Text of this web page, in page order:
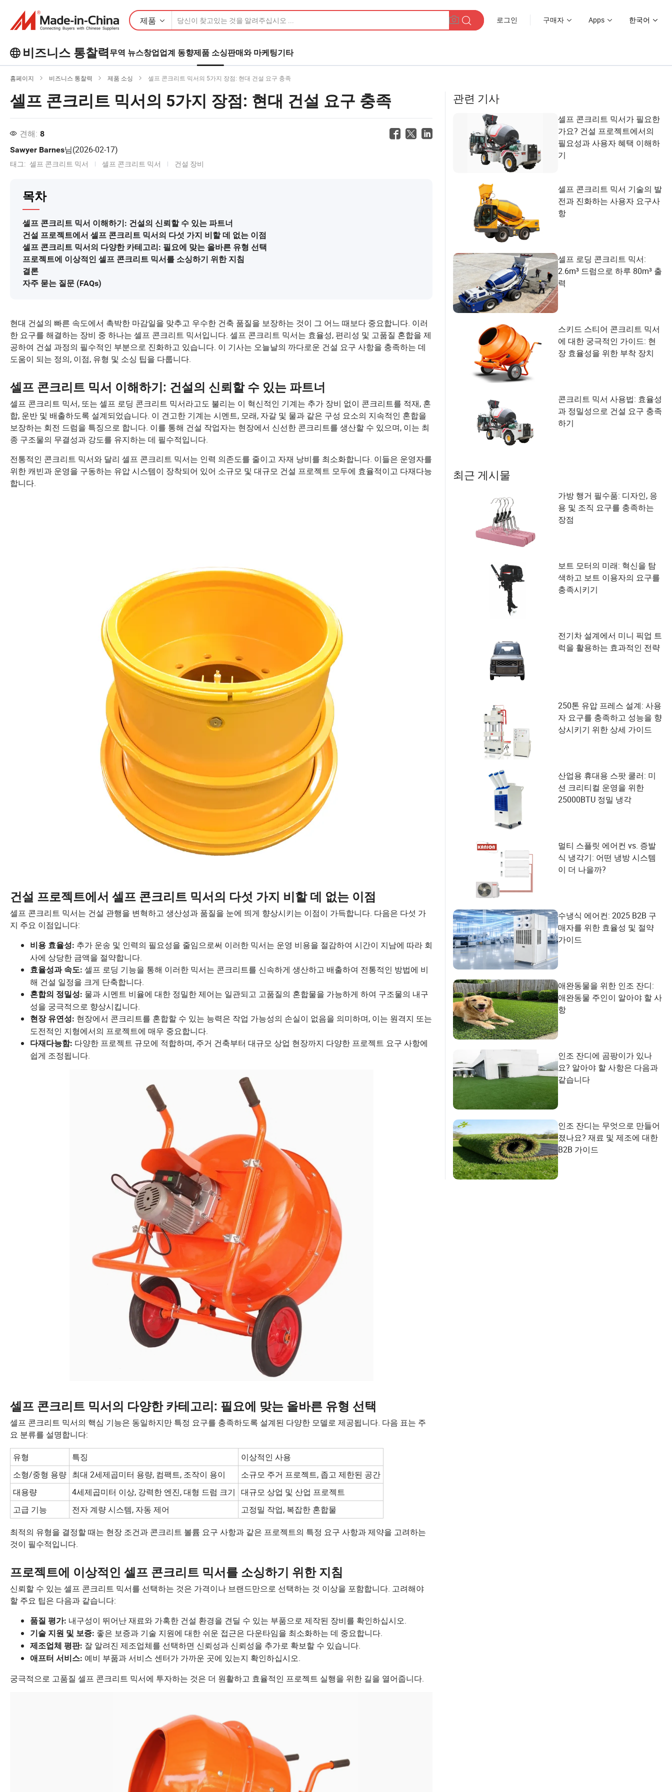
제품 로그인 구매자 Apps 한국어
비즈니스 통찰력 무역 뉴스창업업계 동향제품 소싱판매와 마케팅기타
사를 살펴보세요!
더 많이보기
홈페이지 비즈니스 통찰력 제품 소싱 셀프 콘크리트 믹서의 5가지 장점: 현대 건설 요구 충족
셀프 콘크리트 믹서의 5가지 장점: 현대 건설 요구 충족
견해: 8
Sawyer Barnes님(2026-02-17)
태그: 셀프 콘크리트 믹서 셀프 콘크리트 믹서 건설 장비
목차
셀프 콘크리트 믹서 이해하기: 건설의 신뢰할 수 있는 파트너
건설 프로젝트에서 셀프 콘크리트 믹서의 다섯 가지 비할 데 없는 이점
셀프 콘크리트 믹서의 다양한 카테고리: 필요에 맞는 올바른 유형 선택
프로젝트에 이상적인 셀프 콘크리트 믹서를 소싱하기 위한 지침
결론
자주 묻는 질문 (FAQs)
현대 건설의 빠른 속도에서 촉박한 마감일을 맞추고 우수한 건축 품질을 보장하는 것이 그 어느 때보다 중요합니다. 이러
한 요구를 해결하는 장비 중 하나는 셀프 콘크리트 믹서입니다. 셀프 콘크리트 믹서는 효율성, 편리성 및 고품질 혼합을 제
공하여 건설 과정의 필수적인 부분으로 진화하고 있습니다. 이 기사는 오늘날의 까다로운 건설 요구 사항을 충족하는 데
도움이 되는 정의, 이점, 유형 및 소싱 팁을 다룹니다.
셀프 콘크리트 믹서 이해하기: 건설의 신뢰할 수 있는 파트너
셀프 콘크리트 믹서, 또는 셀프 로딩 콘크리트 믹서라고도 불리는 이 혁신적인 기계는 추가 장비 없이 콘크리트를 적재, 혼
합, 운반 및 배출하도록 설계되었습니다. 이 견고한 기계는 시멘트, 모래, 자갈 및 물과 같은 구성 요소의 지속적인 혼합을
보장하는 회전 드럼을 특징으로 합니다. 이를 통해 건설 작업자는 현장에서 신선한 콘크리트를 생산할 수 있으며, 이는 최
종 구조물의 무결성과 강도를 유지하는 데 필수적입니다.
전통적인 콘크리트 믹서와 달리 셀프 콘크리트 믹서는 인력 의존도를 줄이고 자재 낭비를 최소화합니다. 이들은 운영자를
위한 캐빈과 운영을 구동하는 유압 시스템이 장착되어 있어 소규모 및 대규모 건설 프로젝트 모두에 효율적이고 다재다능
합니다.
건설 프로젝트에서 셀프 콘크리트 믹서의 다섯 가지 비할 데 없는 이점
셀프 콘크리트 믹서는 건설 관행을 변혁하고 생산성과 품질을 눈에 띄게 향상시키는 이점이 가득합니다. 다음은 다섯 가
지 주요 이점입니다:
비용 효율성: 추가 운송 및 인력의 필요성을 줄임으로써 이러한 믹서는 운영 비용을 절감하여 시간이 지남에 따라 회
사에 상당한 금액을 절약합니다.
효율성과 속도: 셀프 로딩 기능을 통해 이러한 믹서는 콘크리트를 신속하게 생산하고 배출하여 전통적인 방법에 비
해 건설 일정을 크게 단축합니다.
혼합의 정밀성: 물과 시멘트 비율에 대한 정밀한 제어는 일관되고 고품질의 혼합물을 가능하게 하여 구조물의 내구
성을 궁극적으로 향상시킵니다.
현장 유연성: 현장에서 콘크리트를 혼합할 수 있는 능력은 작업 가능성의 손실이 없음을 의미하며, 이는 원격지 또는
도전적인 지형에서의 프로젝트에 매우 중요합니다.
다재다능함: 다양한 프로젝트 규모에 적합하며, 주거 건축부터 대규모 상업 현장까지 다양한 프로젝트 요구 사항에
쉽게 조정됩니다.
셀프 콘크리트 믹서의 다양한 카테고리: 필요에 맞는 올바른 유형 선택
셀프 콘크리트 믹서의 핵심 기능은 동일하지만 특정 요구를 충족하도록 설계된 다양한 모델로 제공됩니다. 다음 표는 주
요 분류를 설명합니다:
유형 특징
이상적인 사용
소형/중형 용량 최대 2세제곱미터 용량, 컴팩트, 조작이 용이
소규모 주거 프로젝트, 좁고 제한된 공간
대용량
4세제곱미터 이상, 강력한 엔진, 대형 드럼 크기 대규모 상업 및 산업 프로젝트
고급 기능
전자 계량 시스템, 자동 제어 고정밀 작업, 복잡한 혼합물
최적의 유형을 결정할 때는 현장 조건과 콘크리트 볼륨 요구 사항과 같은 프로젝트의 특정 요구 사항과 제약을 고려하는
것이 필수적입니다.
프로젝트에 이상적인 셀프 콘크리트 믹서를 소싱하기 위한 지침
신뢰할 수 있는 셀프 콘크리트 믹서를 선택하는 것은 가격이나 브랜드만으로 선택하는 것 이상을 포함합니다. 고려해야
할 주요 팁은 다음과 같습니다:
품질 평가: 내구성이 뛰어난 재료와 가혹한 건설 환경을 견딜 수 있는 부품으로 제작된 장비를 확인하십시오.
기술 지원 및 보증: 좋은 보증과 기술 지원에 대한 쉬운 접근은 다운타임을 최소화하는 데 중요합니다.
제조업체 평판: 잘 알려진 제조업체를 선택하면 신뢰성과 신뢰성을 추가로 확보할 수 있습니다.
애프터 서비스: 예비 부품과 서비스 센터가 가까운 곳에 있는지 확인하십시오.
궁극적으로 고품질 셀프 콘크리트 믹서에 투자하는 것은 더 원활하고 효율적인 프로젝트 실행을 위한 길을 열어줍니다.
관련 기사
셀프 콘크리트 믹서가 필요한
가요? 건설 프로젝트에서의
필요성과 사용자 혜택 이해하
기
셀프 콘크리트 믹서 기술의 발
전과 진화하는 사용자 요구사
항
셀프 로딩 콘크리트 믹서:
2.6m³ 드럼으로 하루 80m³ 출
력
스키드 스티어 콘크리트 믹서
에 대한 궁극적인 가이드: 현
장 효율성을 위한 부착 장치
콘크리트 믹서 사용법: 효율성
과 정밀성으로 건설 요구 충족
하기
최근 게시물
가방 행거 필수품: 디자인, 응
용 및 조직 요구를 충족하는
장점
보트 모터의 미래: 혁신을 탐
색하고 보트 이용자의 요구를
충족시키기
전기차 설계에서 미니 픽업 트
럭을 활용하는 효과적인 전략
250톤 유압 프레스 설계: 사용
자 요구를 충족하고 성능을 향
상시키기 위한 상세 가이드
산업용 휴대용 스팟 쿨러: 미
션 크리티컬 운영을 위한
25000BTU 정밀 냉각
멀티 스플릿 에어컨 vs. 증발
식 냉각기: 어떤 냉방 시스템
이 더 나을까?
수냉식 에어컨: 2025 B2B 구
매자를 위한 효율성 및 절약
가이드
애완동물을 위한 인조 잔디:
애완동물 주인이 알아야 할 사
항
인조 잔디에 곰팡이가 있나
요? 알아야 할 사항은 다음과
같습니다
인조 잔디는 무엇으로 만들어
졌나요? 재료 및 제조에 대한
B2B 가이드